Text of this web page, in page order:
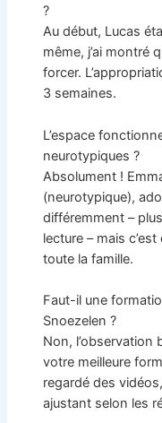
?
Au début, Lucas
même, j’ai montré
forcer.
3 semaines.
L’espace
neurotypiques ?
Absolument !
(neurotypique),
différemment –
lecture – mais
toute la famille.
Faut-il une
Snoezelen ?
Non, l’observation
votre meilleure
regardé des
ajustant selon les